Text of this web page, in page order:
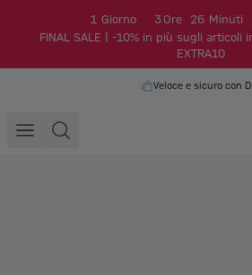
1 Giorno 3 Ore 26 Minuti
FINAL SALE | -10% in più sugli articoli
EXTRA10
Veloce e sicuro con